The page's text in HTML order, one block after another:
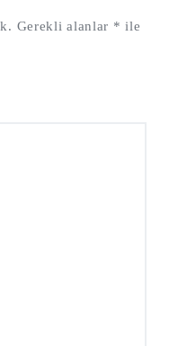
Gerekli alanlar * ile